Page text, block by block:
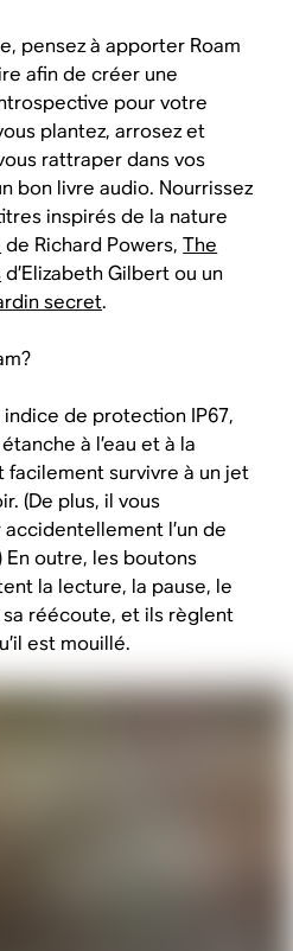
pensez à apporter Roam
afin de créer une
pour votre
plantez, arrosez et
rattraper dans vos
bon livre audio. Nourrissez
inspirés de la nature
de Richard Powers,The
d’Elizabeth Gilbert ou un
secret.
de protection IP67,
à l’eau et à la
facilement survivre à un jet
(De plus, il vous
l’un de
En outre, les boutons
la lecture, la pause, le
sa réécoute, et ils règlent
est mouillé.